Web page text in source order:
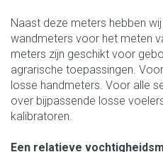
Naast deze meters hebben
wandmeters voor het meten
meters zijn geschikt voor
agrarische toepassingen.
losse handmeters. Voor alle
over bijpassende losse
kalibratoren.
Een relatieve